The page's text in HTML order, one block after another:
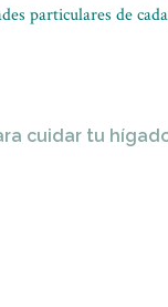
particulares de
cuidar tu